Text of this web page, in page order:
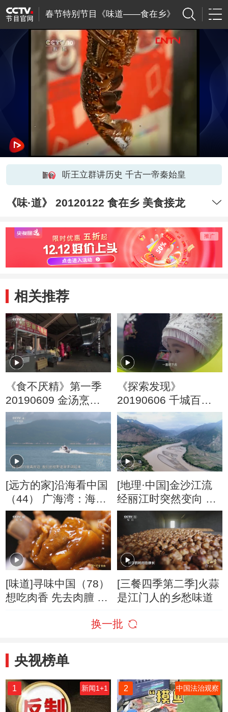
春节特别节目《味道――食在乡》
听王立群讲历史 千古一帝秦始皇
《味·道》 20120122 食在乡 美食接龙
相关推荐
《食不厌精》第一季
20190609 金汤烹玉
线
《探索发现》
20190606 千城百匠
（八）
[远方的家]沿海看中国
（44） 广海湾：海洋
精灵的家园
[地理·中国]金沙江流
经丽江时突然变向 形
成了万里长江第一湾
[味道]寻味中国（78）
想吃肉香 先去肉膻 这
[三餐四季第二季]火蒜
是江门人的乡愁味道
换一批
央视榜单
1 新闻1+1 2 中国法治观察